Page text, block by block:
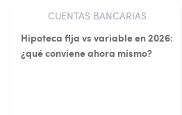
CUENTAS BANCARIAS
Hipoteca fija vs variable en 2026:
¿qué conviene ahora mismo?